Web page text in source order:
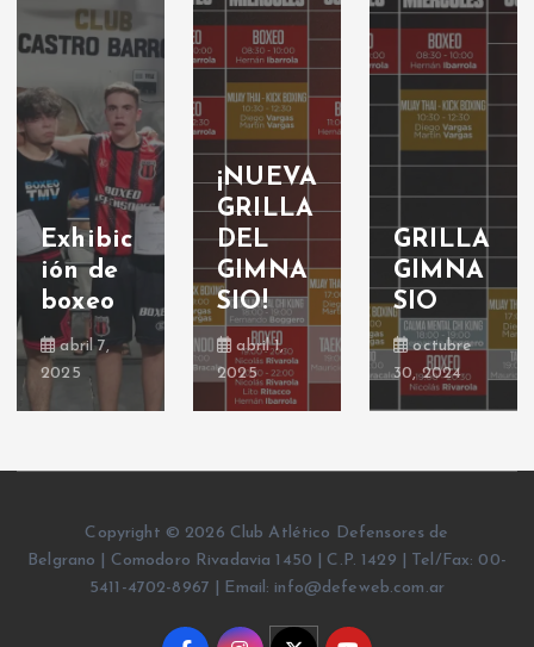
Exhibic
ión de
boxeo
abril 7,
2025
¡NUEVA
GRILLA
DEL
GIMNA
SIO!
abril 1,
2025
GRILLA
GIMNA
SIO
octubre
30, 2024
Copyright © 2026 Club Atlético Defensores de
Belgrano | Comodoro Rivadavia 1450 | C.P. 1429 | Tel/Fax: 00-
5411-4702-8967 | Email: info@defeweb.com.ar